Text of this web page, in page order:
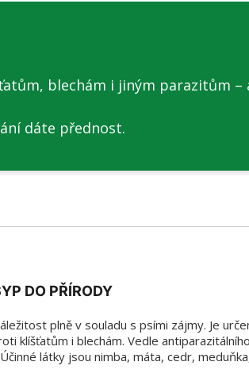
blechám i jiným parazitům
dáte přednost.
DO PŘÍRODY
plně v souladu s psími zájmy. Je
klíšťatům i blechám. Vedle
látky jsou nimba, máta, cedr,